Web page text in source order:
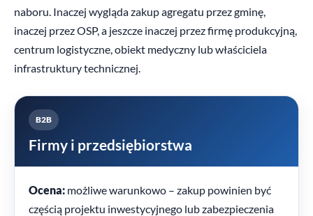
naboru. Inaczej wygląda zakup agregatu przez gminę,
inaczej przez OSP, a jeszcze inaczej przez firmę produkcyjną,
centrum logistyczne, obiekt medyczny lub właściciela
infrastruktury technicznej.
B2B
Firmy i przedsiębiorstwa
Ocena: możliwe warunkowo – zakup powinien być
częścią projektu inwestycyjnego lub zabezpieczenia